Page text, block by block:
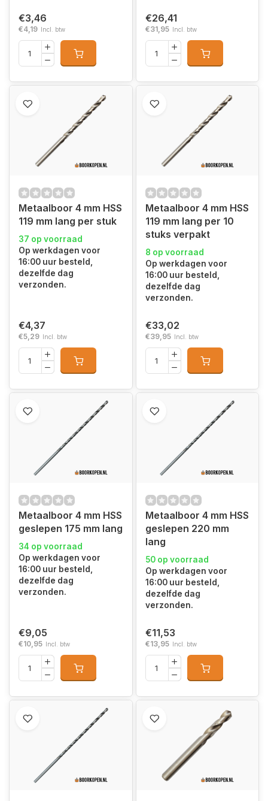
€3,46
€4,19 Incl. btw
€26,41
€31,95 Incl. btw
Metaalboor 4 mm HSS
119 mm lang per stuk
37 op voorraad
Op werkdagen voor
16:00 uur besteld,
dezelfde dag
verzonden.
€4,37
€5,29 Incl. btw
Metaalboor 4 mm HSS
119 mm lang per 10
stuks verpakt
8 op voorraad
Op werkdagen voor
16:00 uur besteld,
dezelfde dag
verzonden.
€33,02
€39,95 Incl. btw
Metaalboor 4 mm HSS
geslepen 175 mm lang
34 op voorraad
Op werkdagen voor
16:00 uur besteld,
dezelfde dag
verzonden.
€9,05
€10,95 Incl. btw
Metaalboor 4 mm HSS
geslepen 220 mm
lang
50 op voorraad
Op werkdagen voor
16:00 uur besteld,
dezelfde dag
verzonden.
€11,53
€13,95 Incl. btw